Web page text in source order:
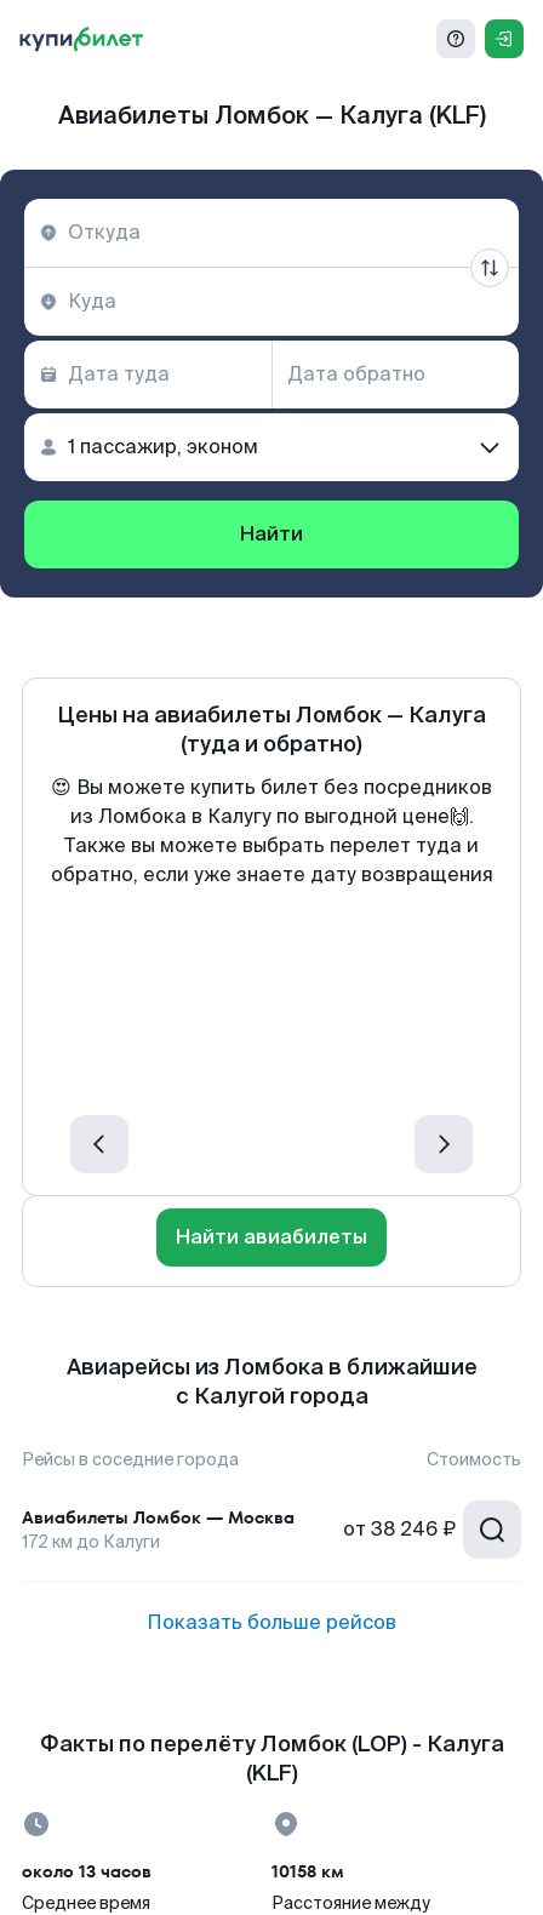
Авиабилеты Ломбок — Калуга (KLF)
Найти
Цены на авиабилеты Ломбок — Калуга
(туда и обратно)
😍 Вы можете купить билет без посредников
из Ломбока в Калугу по выгодной цене🙌.
Также вы можете выбрать перелет туда и
обратно, если уже знаете дату возвращения
Найти авиабилеты
Авиарейсы из Ломбока в ближайшие
с Калугой города
Рейсы в соседние города Стоимость
Авиабилеты Ломбок — Москва
172 км до Калуги от 38 246 ₽
Показать больше рейсов
Факты по перелёту Ломбок (LOP) - Калуга
(KLF)
около 13 часов
Среднее время
10158 км
Расстояние между